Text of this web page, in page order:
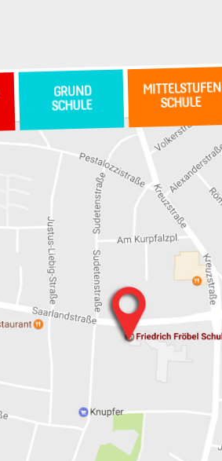
GRUND
SCHULE
MITTELSTUFEN
SCHULE